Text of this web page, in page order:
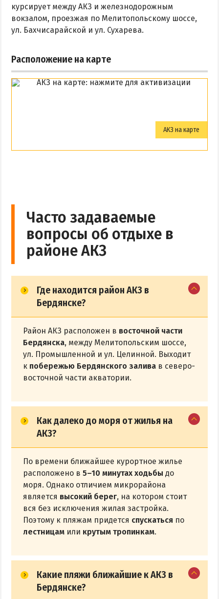
курсирует между АКЗ и железнодорожным
вокзалом, проезжая по Мелитопольскому шоссе,
ул. Бахчисарайской и ул. Сухарева.
Расположение на карте
АКЗ на карте
Часто задаваемые
вопросы об отдыхе в
районе АКЗ
Где находится район АКЗ в
Бердянске?
Район АКЗ расположен в восточной части
Бердянска, между Мелитопольским шоссе,
ул. Промышленной и ул. Целинной. Выходит
к побережью Бердянского залива в северо-
восточной части акватории.
Как далеко до моря от жилья на
АКЗ?
По времени ближайшее курортное жилье
расположено в 5–10 минутах ходьбы до
моря. Однако отличием микрорайона
является высокий берег, на котором стоит
вся без исключения жилая застройка.
Поэтому к пляжам придется спускаться по
лестницам или крутым тропинкам.
Какие пляжи ближайшие к АКЗ в
Бердянске?